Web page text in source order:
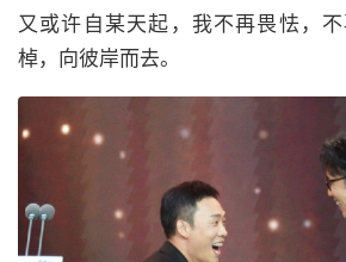
又或许自某天起，我不再畏怯，
棹，向彼岸而去。